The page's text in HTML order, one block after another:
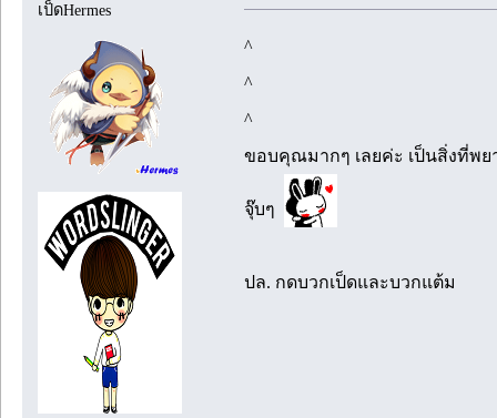
เป็ดHermes
^
^
^
ขอบคุณมากๆ เลยค่ะ เป็นสิ่งที่พย
จุ๊บๆ
ปล. กดบวกเป็ดและบวกแต้ม